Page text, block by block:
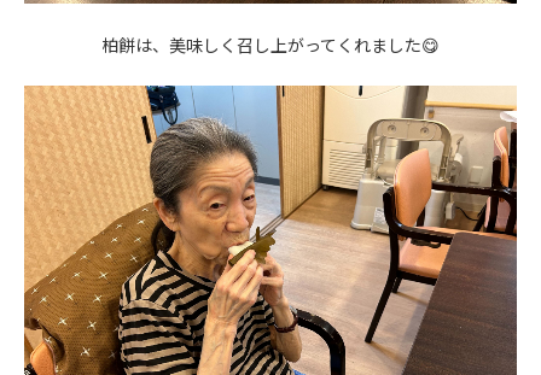
柏餅は、美味しく召し上がってくれました😋